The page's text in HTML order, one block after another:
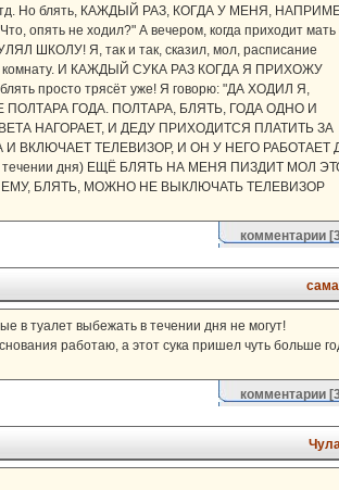
тд. Но блять, КАЖДЫЙ РАЗ, КОГДА У МЕНЯ,
не ходил?" А вечером, когда приходит мать
ШКОЛУ! Я, так и так, сказил, мол, расписание
комнату. И КАЖДЫЙ СУКА РАЗ КОГДА Я ПРИХОЖУ
просто трясёт уже! Я говорю: "ДА ХОДИЛ Я,
ПОЛТАРА ГОДА. ПОЛТАРА, БЛЯТЬ, ГОДА ОДНО И
НАГОРАЕТ, И ДЕДУ ПРИХОДИТСЯ ПЛАТИТЬ ЗА
И ВКЛЮЧАЕТ ТЕЛЕВИЗОР, И ОН У НЕГО РАБОТАЕТ
дня) ЕЩЁ БЛЯТЬ НА МЕНЯ ПИЗДИТ МОЛ
БЛЯТЬ, МОЖНО НЕ ВЫКЛЮЧАТЬ ТЕЛЕВИЗОР
комментарии
в туалет выбежать в течении дня не могут!
работаю, а этот сука пришел чуть больше
комментарии